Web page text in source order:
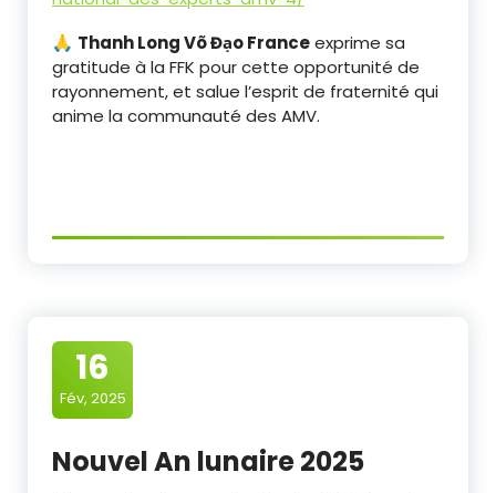
🙏 Thanh Long Võ Đạo Franceexprime sa
gratitude à la FFK pour cette opportunité de
rayonnement, et salue l’esprit de fraternité qui
anime la communauté des AMV.
16
Fév, 2025
Nouvel An lunaire 2025